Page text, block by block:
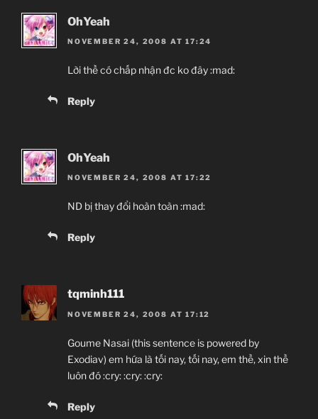
OhYeah
NOVEMBER 24, 2008 AT 17:24
Lời thề có chấp nhận đc ko đây :mad:
Reply
OhYeah
NOVEMBER 24, 2008 AT 17:22
ND bị thay đổi hoàn toàn :mad:
Reply
tqminh111
NOVEMBER 24, 2008 AT 17:12
Goume Nasai (this sentence is powered by
Exodiav) em hứa là tối nay, tối nay, em thề, xin thề
luôn đó :cry: :cry: :cry:
Reply